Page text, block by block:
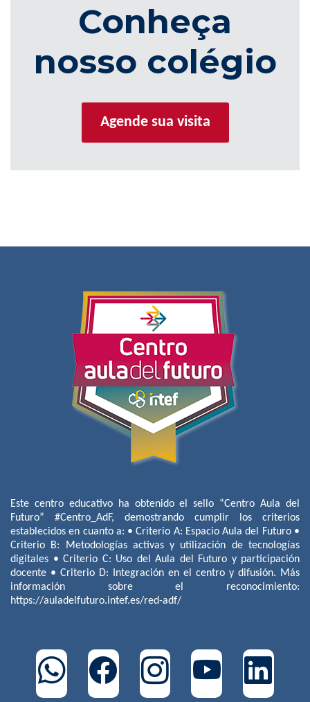
Conheça
nosso colégio
Agende sua visita
Este centro educativo ha obtenido el sello “Centro Aula del
Futuro” #Centro_AdF, demostrando cumplir los criterios
establecidos en cuanto a: • Criterio A: Espacio Aula del Futuro •
Criterio B: Metodologías activas y utilización de tecnologías
digitales • Criterio C: Uso del Aula del Futuro y participación
docente • Criterio D: Integración en el centro y difusión. Más
información sobre el reconocimiento:
https://auladelfuturo.intef.es/red-adf/